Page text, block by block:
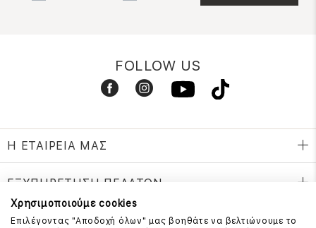
FOLLOW US
Η ΕΤΑΙΡΕΙΑ ΜΑΣ
ΕΞΥΠΗΡΕΤΗΣΗ ΠΕΛΑΤΩΝ
Χρησιμοποιούμε cookies
Επιλέγοντας "Αποδοχή όλων" μας βοηθάτε να βελτιώνουμε το